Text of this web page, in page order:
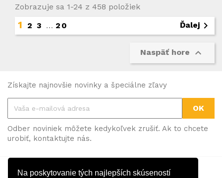
Na poskytovanie tých najlepších skúseností
Zobrazuje sa 1-24 z 458 položiek
1 2 3 … 20 Ďalej 
Naspäť hore 
Získajte najnovšie novinky a špeciálne zľavy
Odber noviniek môžete kedykoľvek zrušiť. Ak to chcete
urobiť, kontaktujte nás.
Instagram